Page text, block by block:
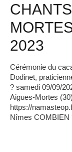
2023
Cérémonie du
Dodinet,
? samedi 09/09/
Aigues-Mortes
https://
Nîmes COMBIEN